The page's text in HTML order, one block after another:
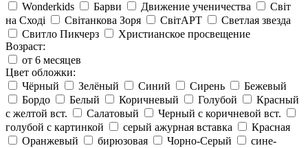
Wonderkids
Барви Движение ученичества
Світ
на Сході
Світанкова Зоря СвітАРТ
Светлая звезда
Свитло Пикчерз
Христианское просвещение
Возраст:
от 6 месяцев
Цвет обложки:
Чёрный
Зелёный Синий Сирень
Бежевый
Бордо
Белый Коричневый Голубой
Красный
с желтой вст.
Салатовый
Черный с коричневой вст.
голубой с картинкой
серый ажурная вставка
Красная
Оранжевый
бирюзовая Чорно-Серый
сине-